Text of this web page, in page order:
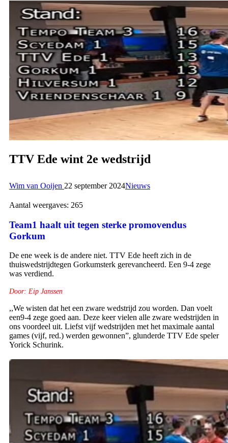
TTV Ede wint 2e wedstrijd
Wim van Ooijen 22 september 2024Nieuws
Aantal weergaves: 265
Team1 haalt uit tegen sterke promovendus
Gorkum
De ene week is de andere niet. TTV Ede heeft zich in de
thuiswedstrijdtegen Gorkumsterk gerevancheerd. Een 9-4 zege
was verdiend.
Door: Eip Janssen
,,We wisten dat het een zware wedstrijd zou worden. Dan voelt
een9-4 zege goed aan. Deze keer vielen alle zware wedstrijden in
ons voordeel uit. Liefst vijf wedstrijden met het maximale aantal
games (vijf, red.) werden gewonnen”, glunderde TTV Ede speler
Yorick Schurink.